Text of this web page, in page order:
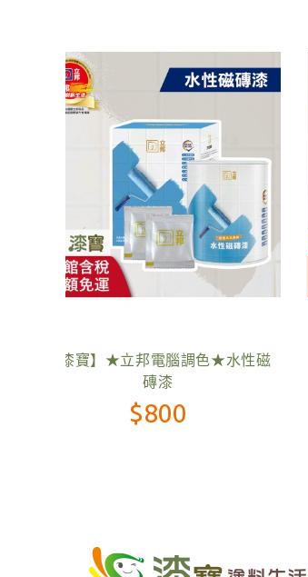
【漆寶】立邦淨味抗菌防霉補牆膏
★多件享優惠
$130